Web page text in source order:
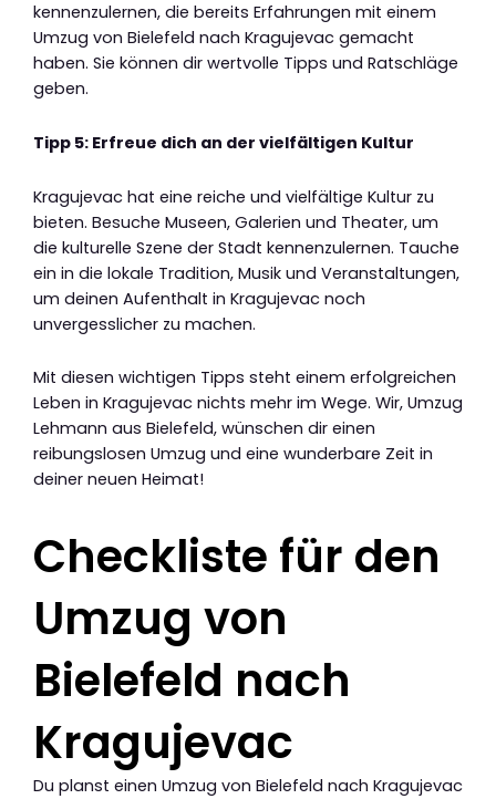
kennenzulernen, die bereits Erfahrungen mit einem
Umzug von Bielefeld nach Kragujevac gemacht
haben. Sie können dir wertvolle Tipps und Ratschläge
geben.
Tipp 5: Erfreue dich an der vielfältigen Kultur
Kragujevac hat eine reiche und vielfältige Kultur zu
bieten. Besuche Museen, Galerien und Theater, um
die kulturelle Szene der Stadt kennenzulernen. Tauche
ein in die lokale Tradition, Musik und Veranstaltungen,
um deinen Aufenthalt in Kragujevac noch
unvergesslicher zu machen.
Mit diesen wichtigen Tipps steht einem erfolgreichen
Leben in Kragujevac nichts mehr im Wege. Wir, Umzug
Lehmann aus Bielefeld, wünschen dir einen
reibungslosen Umzug und eine wunderbare Zeit in
deiner neuen Heimat!
Checkliste für den
Umzug von
Bielefeld nach
Kragujevac
Du planst einen Umzug von Bielefeld nach Kragujevac